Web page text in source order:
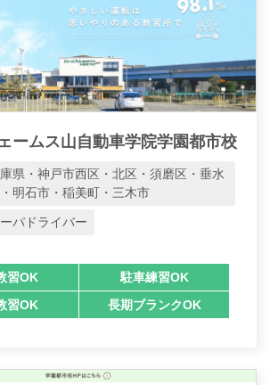
ームス山自動車学院学園都市校
県・神戸市西区・北区・須磨区・垂水
明石市・稲美町・三木市
パドライバー
習OK
駐車練習OK
習OK
長期ブランクOK